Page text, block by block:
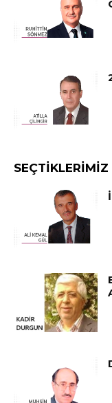
SEÇTIKLERIMIZ